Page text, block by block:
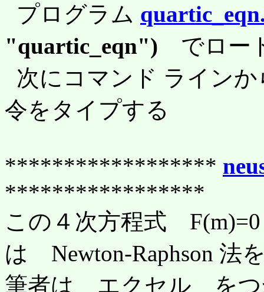
プログラム
"quartic_eqn") でロー
次にコマンド ライン
令をタイプする
******************
*****************
この４次方程式
は Newton-Raphson 法
筆者は エクセル をつ